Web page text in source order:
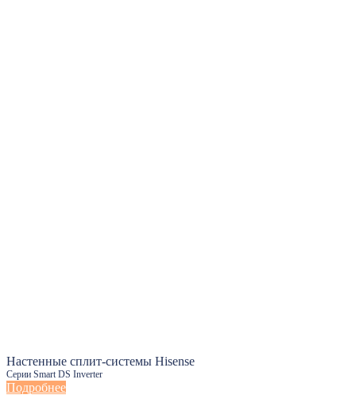
Настенные сплит-системы Hisense
Серии Smart DS Inverter
Подробнее